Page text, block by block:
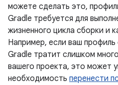
можете сделать это,
Gradle требуется для
жизненного цикла сборки и
Например, если ваш
Gradle тратит слишком
вашего проекта, это может
необходимость перенести